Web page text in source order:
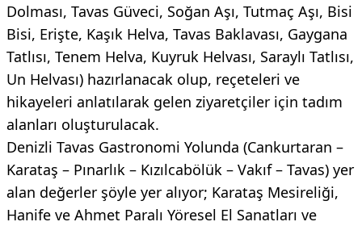
Dolması, Tavas Güveci, Soğan Aşı, Tutmaç Aşı, Bisi
Bisi, Erişte, Kaşık Helva, Tavas Baklavası, Gaygana
Tatlısı, Tenem Helva, Kuyruk Helvası, Saraylı Tatlısı,
Un Helvası) hazırlanacak olup, reçeteleri ve
hikayeleri anlatılarak gelen ziyaretçiler için tadım
alanları oluşturulacak.
Denizli Tavas Gastronomi Yolunda (Cankurtaran –
Karataş – Pınarlık – Kızılcabölük – Vakıf – Tavas) yer
alan değerler şöyle yer alıyor; Karataş Mesireliği,
Hanife ve Ahmet Paralı Yöresel El Sanatları ve